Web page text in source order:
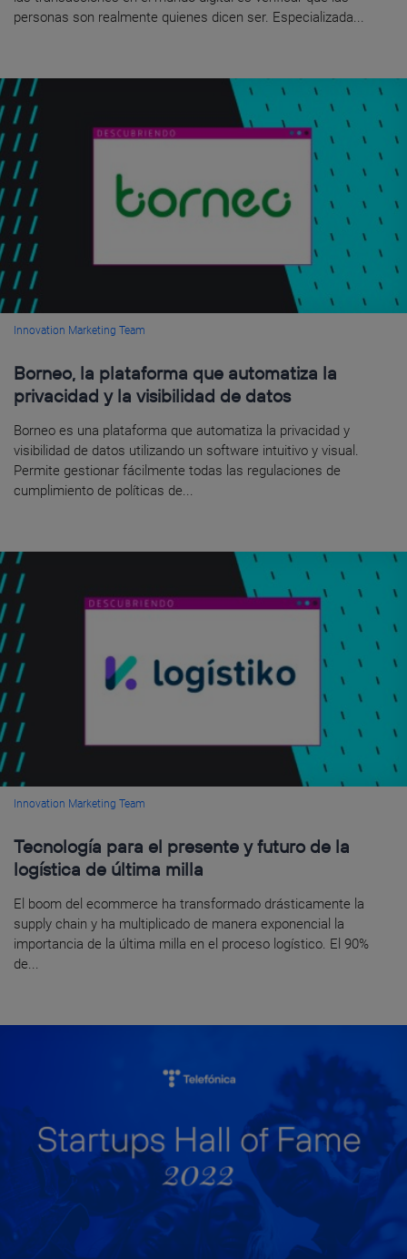
personas son realmente quienes dicen ser. Especializada...
Innovation Marketing Team
Borneo, la plataforma que automatiza la
privacidad y la visibilidad de datos
Borneo es una plataforma que automatiza la privacidad y
visibilidad de datos utilizando un software intuitivo y visual.
Permite gestionar fácilmente todas las regulaciones de
cumplimiento de políticas de...
Innovation Marketing Team
Tecnología para el presente y futuro de la
logística de última milla
El boom del ecommerce ha transformado drásticamente la
supply chain y ha multiplicado de manera exponencial la
importancia de la última milla en el proceso logístico. El 90%
de...